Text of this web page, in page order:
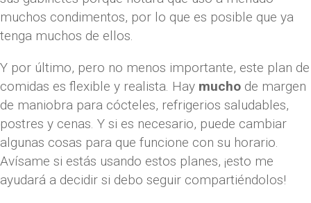
muchos condimentos, por lo que es posible que ya
tenga muchos de ellos.
Y por último, pero no menos importante, este plan de
comidas es flexible y realista. Hay mucho de margen
de maniobra para cócteles, refrigerios saludables,
postres y cenas. Y si es necesario, puede cambiar
algunas cosas para que funcione con su horario.
Avísame si estás usando estos planes, ¡esto me
ayudará a decidir si debo seguir compartiéndolos!